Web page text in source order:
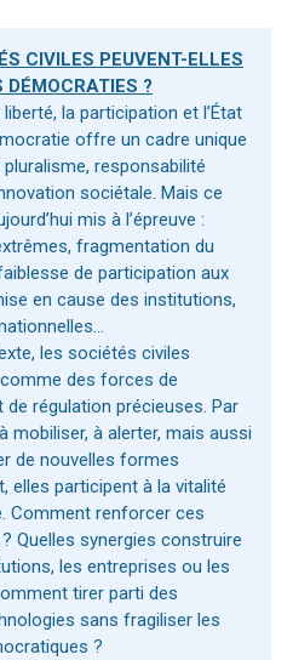
CIVILES PEUVENT-ELLES
DÉMOCRATIES ?
la participation et l’État
offre un cadre unique
responsabilité
sociétale. Mais ce
mis à l’épreuve :
fragmentation du
de participation aux
en cause des institutions,
les sociétés civiles
des forces de
régulation précieuses. Par
mobiliser, à alerter, mais aussi
de nouvelles formes
elles participent à la vitalité
Comment renforcer ces
Quelles synergies construire
les entreprises ou les
tirer parti des
sans fragiliser les
?